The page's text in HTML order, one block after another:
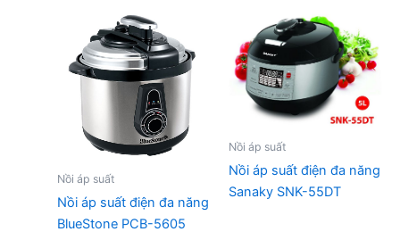
Nồi áp suất
Nồi áp suất điện đa năng
BlueStone PCB-5605
Nồi áp suất
Nồi áp suất điện đa năng
Sanaky SNK-55DT